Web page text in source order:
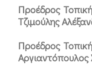
Προέδρος
Τζιμούλης
Προέδρος
Αργιαντόπουλος